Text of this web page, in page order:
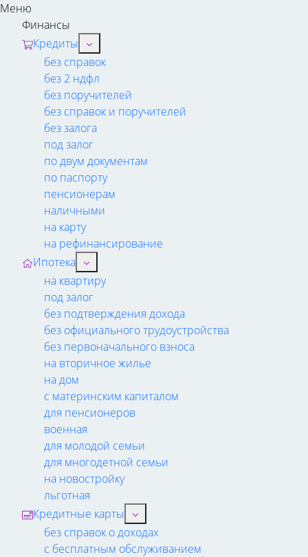
Меню
Финансы
Кредиты
без справок
без 2 ндфл
без поручителей
без справок и поручителей
без залога
под залог
по двум документам
по паспорту
пенсионерам
наличными
на карту
на рефинансирование
Ипотека
на квартиру
под залог
без подтверждения дохода
без официального трудоустройства
без первоначального взноса
на вторичное жилье
на дом
с материнским капиталом
для пенсионеров
военная
для молодой семьи
для многодетной семьи
на новостройку
льготная
Кредитные карты
без справок о доходах
с бесплатным обслуживанием